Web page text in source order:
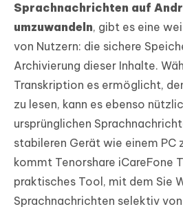
Sprachnachrichten auf
umzuwandeln, gibt es eine
von Nutzern: die sichere
Archivierung dieser Inhalte.
Transkription es ermöglicht,
zu lesen, kann es ebenso
ursprünglichen
stabileren Gerät wie einem PC
kommt Tenorshare iCareFone
praktisches Tool, mit dem Sie
Sprachnachrichten selektiv